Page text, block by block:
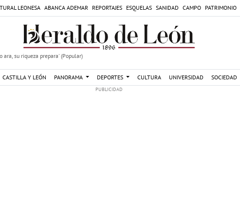
LEONESA ABANCA ADEMAR REPORTAJES ESQUELAS SANIDAD CAMPO PATRIMONIO
ara, su riqueza prepara' (Popular)
CASTILLA Y LEÓN PANORAMA DEPORTES CULTURA UNIVERSIDAD SOCIEDAD